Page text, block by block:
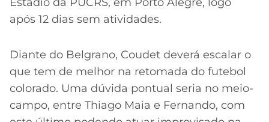
após 12 dias sem atividades.
Diante do Belgrano, Coudet deverá escalar o
que tem de melhor na retomada do futebol
colorado. Uma dúvida pontual seria no meio-
campo, entre Thiago Maia e Fernando, com